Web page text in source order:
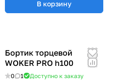
В корзину
Бортик торцевой
WOKER PRO h100
0 1 Доступно к заказу